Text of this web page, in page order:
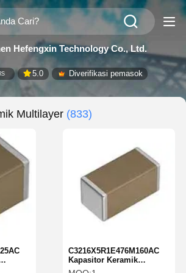
Hefengxin Technology Co., Ltd.
5.0 Diverifikasi pemasok
Multilayer (833)
C3216X5R1E476M160AC
Kapasitor Keramik
Multilapis MLCC-